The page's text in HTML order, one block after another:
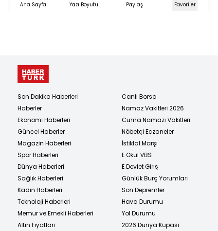
Ana Sayfa Yazı Boyutu Paylaş Favoriler
Son Dakika Haberleri
Haberler
Ekonomi Haberleri
Güncel Haberler
Magazin Haberleri
Spor Haberleri
Dünya Haberleri
Sağlık Haberleri
Kadın Haberleri
Teknoloji Haberleri
Memur ve Emekli Haberleri
Altın Fiyatları
Canlı Borsa
Namaz Vakitleri 2026
Cuma Namazı Vakitleri
Nöbetçi Eczaneler
İstiklal Marşı
E Okul VBS
E Devlet Giriş
Günlük Burç Yorumları
Son Depremler
Hava Durumu
Yol Durumu
2026 Dünya Kupası